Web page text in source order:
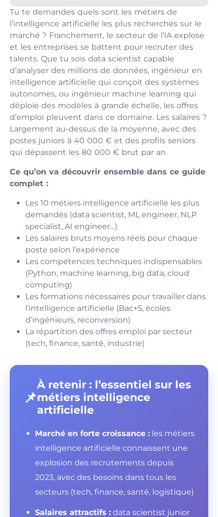
Tu te demandes quels sont les métiers de
l’intelligence artificielle les plus recherchés sur le
marché ? Franchement, le secteur de l’IA explose
et les entreprises se battent pour recruter des
talents. Que tu sois data scientist capable
d’analyser des millions de données, ingénieur en
intelligence artificielle qui conçoit des systèmes
autonomes, ou ingénieur machine learning qui
déploie des modèles à grande échelle, les offres
d’emploi pleuvent dans ce domaine. Les salaires ?
Largement au-dessus de la moyenne, avec des
postes juniors à 40 000 € et des profils seniors
qui dépassent les 80 000 € brut par an.
Ce qu’on va découvrir ensemble dans ce guide
complet :
Les 10 métiers intelligence artificielle les plus
demandés (data scientist, ML engineer, NLP
specialist, AI engineer…)
Les salaires bruts moyens réels pour chaque
poste selon l’expérience
Les compétences techniques indispensables
(Python, machine learning, big data, cloud
computing)
Les formations nécessaires pour travailler dans
l’intelligence artificielle (Bac+5, écoles
d’ingénieurs, reconversion)
La répartition des offres emploi par secteur
(tech, finance, santé, industrie)
📌
À retenir : l’essentiel sur les
métiers intelligence
artificielle
Marché en forte croissance : les métiers
intelligence artificielle connaissent une
explosion des recrutements depuis
2023, avec des besoins dans tous les
secteurs (tech, finance, santé, logistique)
Salaires attractifs : data scientist junior